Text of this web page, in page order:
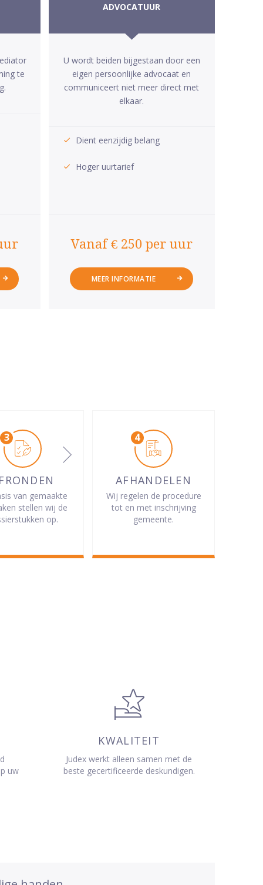
te
ADVOCATUUR
U wordt beiden bijgestaan door een
eigen persoonlijke advocaat en
communiceert niet meer direct met
elkaar.
Dient eenzijdig belang
Hoger uurtarief
Vanaf € 250 per uur
MEER INFORMATIE
van gemaakte
stellen wij de
op.
AFHANDELEN
Wij regelen de procedure
tot en met inschrijving
gemeente.
uw
KWALITEIT
Judex werkt alleen samen met de
beste gecertificeerde deskundigen.